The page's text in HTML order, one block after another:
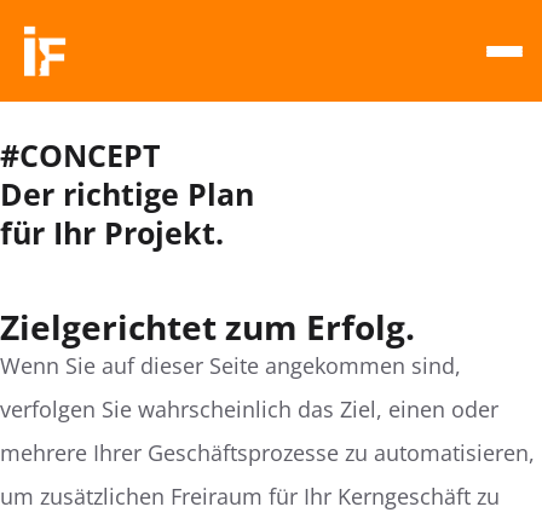
#CONCEPT
Der richtige Plan
für Ihr Projekt.
Zielgerichtet zum Erfolg.
Wenn Sie auf dieser Seite angekommen sind,
verfolgen Sie wahrscheinlich das Ziel, einen oder
mehrere Ihrer Geschäftsprozesse zu automatisieren,
um zusätzlichen Freiraum für Ihr Kerngeschäft zu